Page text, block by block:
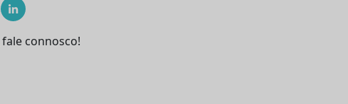
fale connosco!